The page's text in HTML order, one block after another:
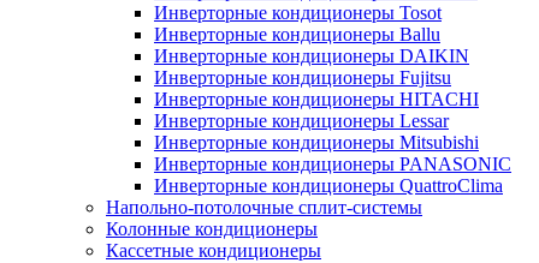
Инверторные кондиционеры Tosot
Инверторные кондиционеры Ballu
Инверторные кондиционеры DAIKIN
Инверторные кондиционеры Fujitsu
Инверторные кондиционеры HITACHI
Инверторные кондиционеры Lessar
Инверторные кондиционеры Mitsubishi
Инверторные кондиционеры PANASONIC
Инверторные кондиционеры QuattroClima
Напольно-потолочные сплит-системы
Колонные кондиционеры
Кассетные кондиционеры